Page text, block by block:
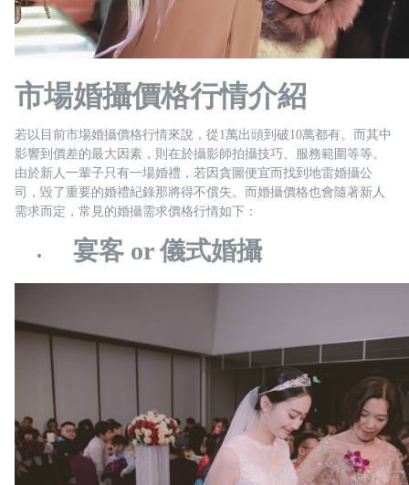
市場婚攝價格行情介紹
若以目前市場婚攝價格行情來說，從1萬出頭到破10萬都有。而其中
影響到價差的最大因素，則在於攝影師拍攝技巧、服務範圍等等。
由於新人一輩子只有一場婚禮，若因貪圖便宜而找到地雷婚攝公
司，毀了重要的婚禮紀錄那將得不償失。而婚攝價格也會隨著新人
需求而定，常見的婚攝需求價格行情如下：
宴客 or 儀式婚攝